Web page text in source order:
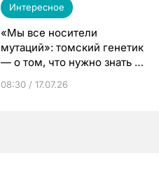
Интересное
«Мы все носители
мутаций»: томский генетик
— о том, что нужно знать до
08:30 / 17.07.26